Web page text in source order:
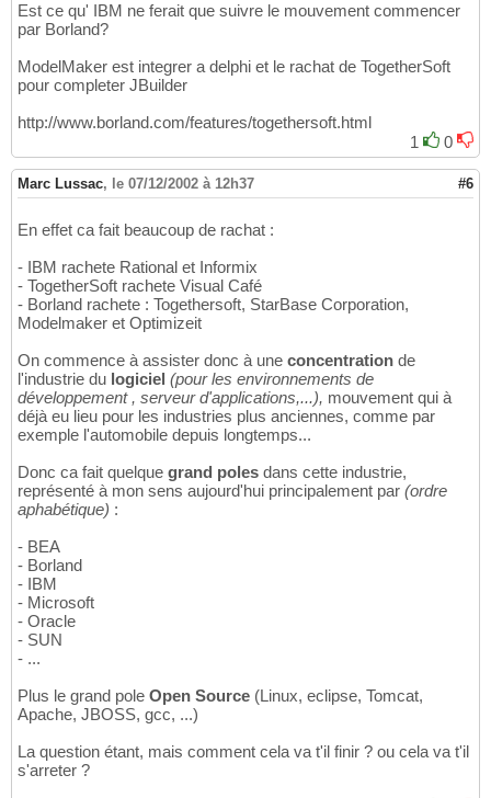
Est ce qu' IBM ne ferait que suivre le mouvement commencer
par Borland?
ModelMaker est integrer a delphi et le rachat de TogetherSoft
pour completer JBuilder
http://www.borland.com/features/togethersoft.html
1
0
Marc Lussac, le 07/12/2002 à 12h37 #6
En effet ca fait beaucoup de rachat :
- IBM rachete Rational et Informix
- TogetherSoft rachete Visual Café
- Borland rachete : Togethersoft, StarBase Corporation,
Modelmaker et Optimizeit
On commence à assister donc à une concentration de
l'industrie du logiciel (pour les environnements de
développement , serveur d'applications,...), mouvement qui à
déjà eu lieu pour les industries plus anciennes, comme par
exemple l'automobile depuis longtemps...
Donc ca fait quelque grand poles dans cette industrie,
représenté à mon sens aujourd'hui principalement par (ordre
aphabétique) :
- BEA
- Borland
- IBM
- Microsoft
- Oracle
- SUN
- ...
Plus le grand pole Open Source (Linux, eclipse, Tomcat,
Apache, JBOSS, gcc, ...)
La question étant, mais comment cela va t'il finir ? ou cela va t'il
s'arreter ?